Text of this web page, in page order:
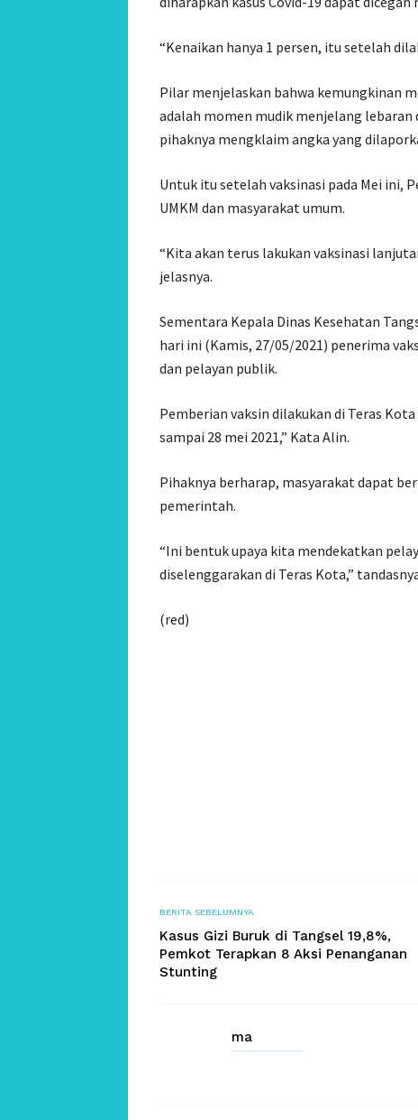
“Kenaikan hanya 1 persen, itu setelah
Pilar menjelaskan bahwa kemungkinan
adalah momen mudik menjelang
pihaknya mengklaim angka yang
Untuk itu setelah vaksinasi pada Mei ini,
UMKM dan masyarakat umum.
“Kita akan terus lakukan vaksinasi
jelasnya.
Sementara Kepala Dinas Kesehatan
hari ini (Kamis, 27/05/2021) penerima
dan pelayan publik.
Pemberian vaksin dilakukan di Teras
sampai 28 mei 2021,” Kata Alin.
Pihaknya berharap, masyarakat dapat
pemerintah.
“Ini bentuk upaya kita mendekatkan
diselenggarakan di Teras Kota,”
(red)
BERITA SEBELUMNYA
Kasus Gizi Buruk di Tangsel 19,8%,
Pemkot Terapkan 8 Aksi Penanganan
Stunting
ma